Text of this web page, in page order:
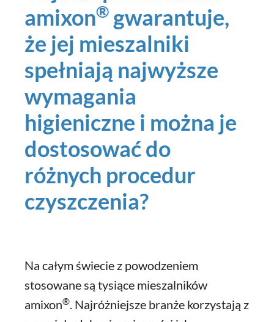
amixon® gwarantuje,
że jej mieszalniki
spełniają najwyższe
wymagania
higieniczne i można je
dostosować do
różnych procedur
czyszczenia?
Na całym świecie z powodzeniem
stosowane są tysiące mieszalników
amixon®. Najróżniejsze branże korzystają z